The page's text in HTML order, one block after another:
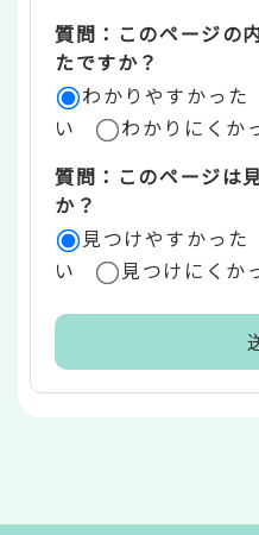
リ
ア
質問：このページの
たですか？
わかりやすかった
い
わかりにくか
質問：このページは
か？
見つけやすかった
い
見つけにくか
で